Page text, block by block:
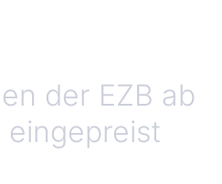
der EZB ab
eingepreist